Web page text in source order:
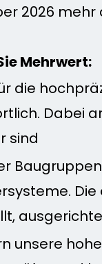
2026 mehr
Mehrwert:
die
Dabei
sind
unsere